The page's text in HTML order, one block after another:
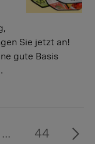
Sie jetzt an!
gute Basis
... 44